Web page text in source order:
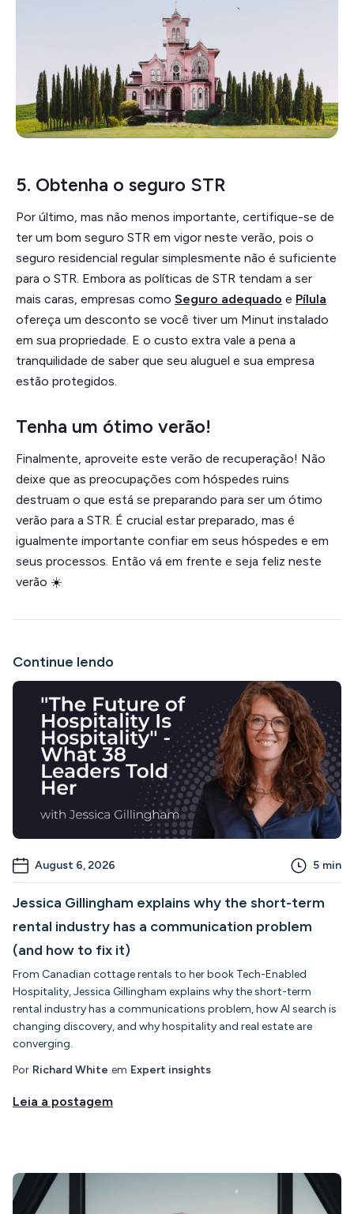
5. Obtenha o seguro STR
Por último, mas não menos importante, certifique-se de
ter um bom seguro STR em vigor neste verão, pois o
seguro residencial regular simplesmente não é suficiente
para o STR. Embora as políticas de STR tendam a ser
mais caras, empresas como Seguro adequado e Pílula
ofereça um desconto se você tiver um Minut instalado
em sua propriedade. E o custo extra vale a pena a
tranquilidade de saber que seu aluguel e sua empresa
estão protegidos.
Tenha um ótimo verão!
Finalmente, aproveite este verão de recuperação! Não
deixe que as preocupações com hóspedes ruins
destruam o que está se preparando para ser um ótimo
verão para a STR. É crucial estar preparado, mas é
igualmente importante confiar em seus hóspedes e em
seus processos. Então vá em frente e seja feliz neste
verão ☀️
Continue lendo
August 6, 2026 5 min
Jessica Gillingham explains why the short-term
rental industry has a communication problem
(and how to fix it)
From Canadian cottage rentals to her book Tech-Enabled
Hospitality, Jessica Gillingham explains why the short-term
rental industry has a communications problem, how AI search is
changing discovery, and why hospitality and real estate are
converging.
Por Richard White em Expert insights
Leia a postagem